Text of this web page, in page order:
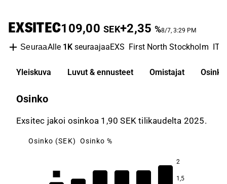
EXSITEC109,00 SEK+2,35 %8/7, 3:29 PM
SeuraaAlle 1KseuraajaaEXS First North Stockholm IT
Yleiskuva Luvut & ennusteet Omistajat Osinko
Osinko
Exsitec jakoi osinkoa 1,90 SEK tilikaudelta 2025.
Osinko (SEK) Osinko %
2
1,5